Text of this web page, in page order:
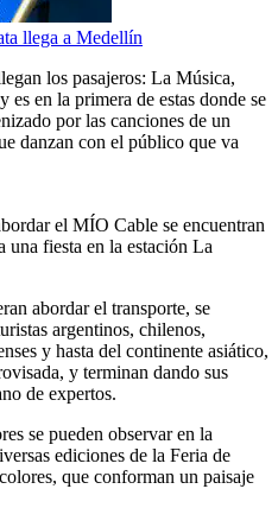
llega a Medellín
los pasajeros: La Música,
en la primera de estas donde se
por las canciones de un
danzan con el público que va
el MÍO Cable se encuentran
una fiesta en la estación La
abordar el transporte, se
argentinos, chilenos,
y hasta del continente asiático,
y terminan dando sus
de expertos.
se pueden observar en la
ediciones de la Feria de
que conforman un paisaje